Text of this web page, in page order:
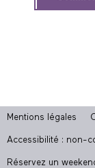
Mentions légales
Accessibilité : non-
Réservez un